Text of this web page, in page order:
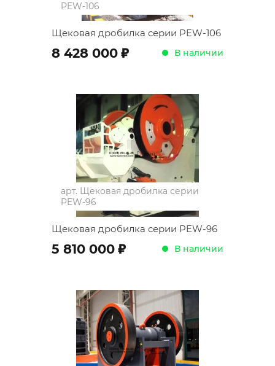
PEW-106
Щековая дробилка серии PEW-106
8 428 000 ; В наличии
арт. Щековая дробилка серии
PEW-96
Щековая дробилка серии PEW-96
5 810 000 ; В наличии